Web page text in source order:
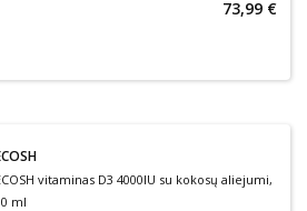
73,99 €
vitaminas D3 4000IU su kokosų aliejumi,
ml